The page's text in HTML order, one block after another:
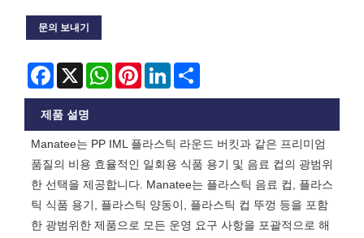
문의 보내기
Facebook
X WhatsAppPinterestLinkedIn
제품 설명
Manatee는 PP IML 플라스틱 라운드 버킷과 같은 프리미엄
품질의 비용 효율적인 일회용 식품 용기 및 음료 컵의 광범위
한 선택을 제공합니다. Manatee는 플라스틱 음료 컵, 플라스
틱 식품 용기, 플라스틱 양동이, 플라스틱 컵 뚜껑 등을 포함
한 광범위한 제품으로 모든 운영 요구 사항을 포괄적으로 해